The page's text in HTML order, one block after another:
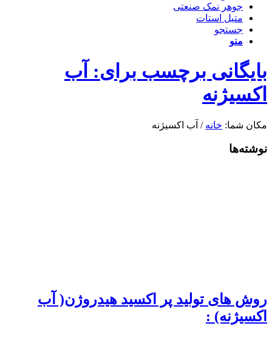
جوهر نمک صنعتی
متیل استات
جستجو
منو
بایگانی برچسب برای: آب
اکسیژنه
مکان شما: خانه / آب اکسیژنه
نوشته‌ها
روش های تولید پر اکسید هیدروژن( آب
اکسیژنه) :